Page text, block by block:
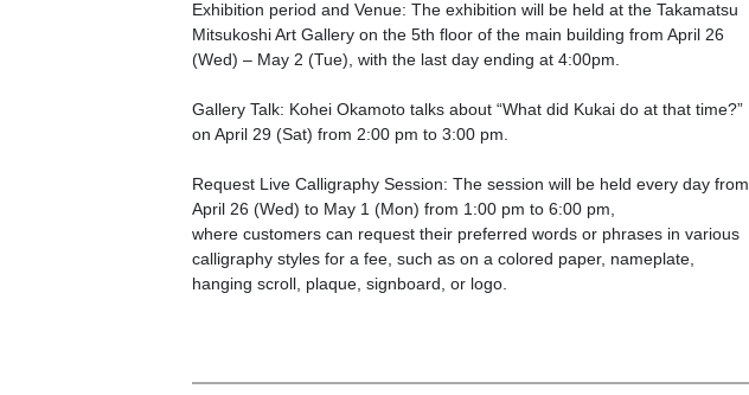
Exhibition period and Venue: The exhibition will be held at the Takamatsu
Mitsukoshi Art Gallery on the 5th floor of the main building from April 26
(Wed) – May 2 (Tue), with the last day ending at 4:00pm.
Gallery Talk: Kohei Okamoto talks about “What did Kukai do at that time?”
on April 29 (Sat) from 2:00 pm to 3:00 pm.
Request Live Calligraphy Session: The session will be held every day from
April 26 (Wed) to May 1 (Mon) from 1:00 pm to 6:00 pm,
where customers can request their preferred words or phrases in various
calligraphy styles for a fee, such as on a colored paper, nameplate,
hanging scroll, plaque, signboard, or logo.